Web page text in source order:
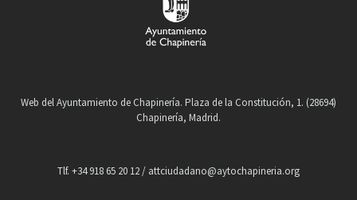
Web del Ayuntamiento de Chapinería. Plaza de la Constitución, 1. (28694)
Chapinería, Madrid.
Tlf. +34 918 65 20 12 / attciudadano@aytochapineria.org